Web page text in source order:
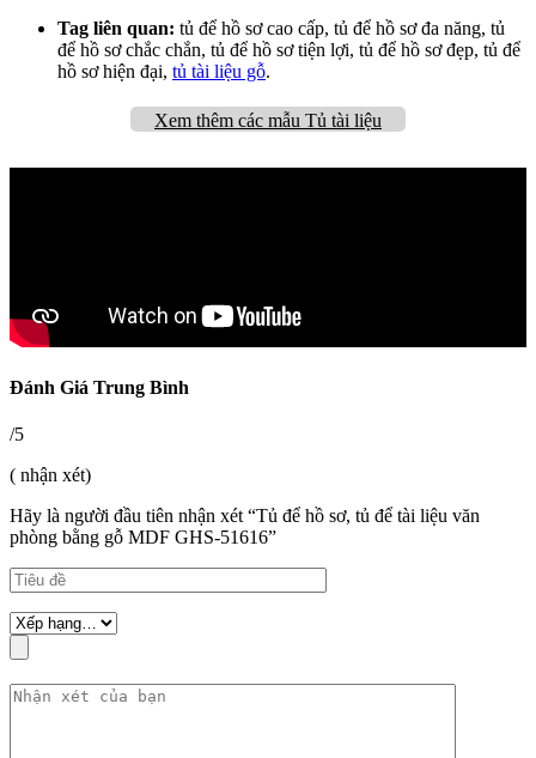
Tag liên quan: tủ để hồ sơ cao cấp, tủ để hồ sơ đa năng, tủ
để hồ sơ chắc chắn, tủ để hồ sơ tiện lợi, tủ để hồ sơ đẹp, tủ để
hồ sơ hiện đại, tủ tài liệu gỗ.
Xem thêm các mẫu Tủ tài liệu
Đánh Giá Trung Bình
/5
( nhận xét)
Hãy là người đầu tiên nhận xét “Tủ để hồ sơ, tủ để tài liệu văn
phòng bằng gỗ MDF GHS-51616”